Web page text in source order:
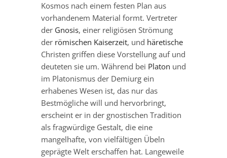
Kosmos nach einem festen Plan aus
vorhandenem Material formt. Vertreter
der Gnosis, einer religiösen Strömung
der römischen Kaiserzeit, und häretische
Christen griffen diese Vorstellung auf und
deuteten sie um. Während bei Platon und
im Platonismus der Demiurg ein
erhabenes Wesen ist, das nur das
Bestmögliche will und hervorbringt,
erscheint er in der gnostischen Tradition
als fragwürdige Gestalt, die eine
mangelhafte, von vielfältigen Übeln
geprägte Welt erschaffen hat. Langeweile